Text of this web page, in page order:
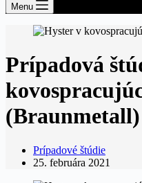
Menu
Prípadová
(Braunmetall)
Prípadové štúdie
25. februára 2021